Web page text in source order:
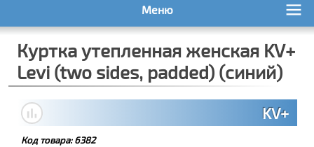
Меню
Куртка утепленная женская KV+
Levi (two sides, padded) (синий)
KV+
Код товара: 6382